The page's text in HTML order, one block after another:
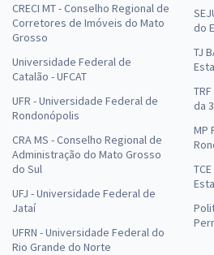
CRECI MT - Conselho Regional de
Corretores de Imóveis do Mato
Grosso
Universidade Federal de
Catalão - UFCAT
UFR - Universidade Federal de
Rondonópolis
CRA MS - Conselho Regional de
Administração do Mato Grosso
do Sul
UFJ - Universidade Federal de
Jataí
UFRN - Universidade Federal do
Rio Grande do Norte
do
TJ
da
MP